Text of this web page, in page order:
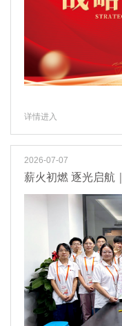
详情进入
2026-07-07